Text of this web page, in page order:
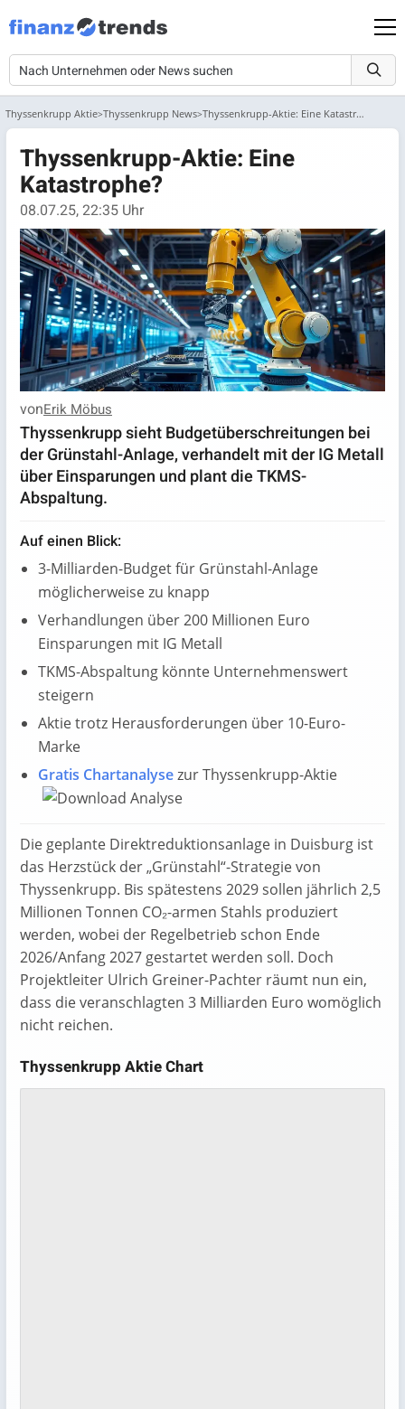
Thyssenkrupp Aktie Thyssenkrupp News Thyssenkrupp-Aktie: Eine Katastrophe?
Thyssenkrupp-Aktie: Eine
Katastrophe?
08.07.25, 22:35 Uhr
vonErik Möbus
Thyssenkrupp sieht Budgetüberschreitungen bei
der Grünstahl-Anlage, verhandelt mit der IG Metall
über Einsparungen und plant die TKMS-
Abspaltung.
Auf einen Blick:
3-Milliarden-Budget für Grünstahl-Anlage
möglicherweise zu knapp
Verhandlungen über 200 Millionen Euro
Einsparungen mit IG Metall
TKMS-Abspaltung könnte Unternehmenswert
steigern
Aktie trotz Herausforderungen über 10-Euro-
Marke
Gratis Chartanalysezur Thyssenkrupp-Aktie
Die geplante Direktreduktionsanlage in Duisburg ist
das Herzstück der „Grünstahl“-Strategie von
Thyssenkrupp. Bis spätestens 2029 sollen jährlich 2,5
Millionen Tonnen CO₂-armen Stahls produziert
werden, wobei der Regelbetrieb schon Ende
2026/Anfang 2027 gestartet werden soll. Doch
Projektleiter Ulrich Greiner-Pachter räumt nun ein,
dass die veranschlagten 3 Milliarden Euro womöglich
nicht reichen.
Thyssenkrupp Aktie Chart